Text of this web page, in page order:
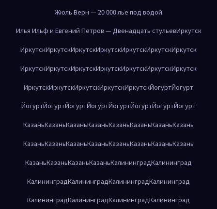
Жюль Верн — 20 000 лье под водой
Илья Ильф и Евгений Петров — Двенадцать стульевИркутск
ИркутскИркутскИркутскИркутскИркутскИркутскИркутск
ИркутскИркутскИркутскИркутскИркутскИркутскИркутск
ИркутскИркутскИркутскИркутскИркутскЙогуртЙогурт
ЙогуртЙогуртЙогуртЙогуртЙогуртЙогуртЙогуртЙогурт
КазаньКазаньКазаньКазаньКазаньКазаньКазаньКазань
КазаньКазаньКазаньКазаньКазаньКазаньКазаньКазань
КазаньКазаньКазаньКазаньКалининградКалининград
КалининградКалининградКалининградКалининград
КалининградКалининградКалининградКалининград